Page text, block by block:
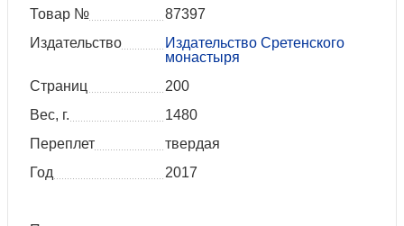
Товар №
87397
Издательство
Издательство Сретенского
монастыря
Страниц
200
Вес, г.
1480
Переплет
твердая
Год
2017